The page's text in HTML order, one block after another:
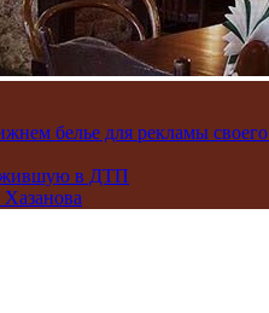
белье для рекламы своего
в ДТП